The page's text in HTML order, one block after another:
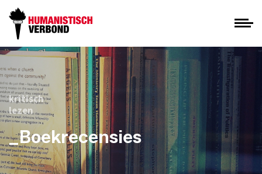
kritisch
lezen
_Boekrecensies